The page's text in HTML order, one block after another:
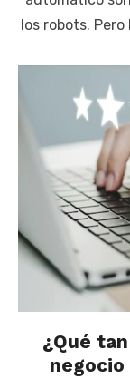
los robots.
¿Qué
negocio